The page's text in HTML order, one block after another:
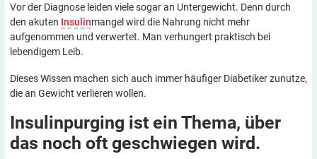
Vor der Diagnose leiden viele sogar an Untergewicht. Denn durch
den akuten Insulinmangel wird die Nahrung nicht mehr
aufgenommen und verwertet. Man verhungert praktisch bei
lebendigem Leib.
Dieses Wissen machen sich auch immer häufiger Diabetiker zunutze,
die an Gewicht verlieren wollen.
Insulinpurging ist ein Thema, über
das noch oft geschwiegen wird.